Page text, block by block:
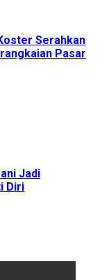
Serahkan
Pasar
Jadi
Diri